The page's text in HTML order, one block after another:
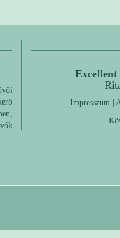
Excellent
Impresszum